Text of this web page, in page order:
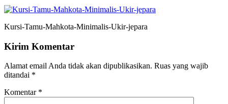
Kursi-Tamu-Mahkota-Minimalis-Ukir-jepara
Kirim Komentar
Alamat email Anda tidak akan dipublikasikan. Ruas yang wajib
ditandai *
Komentar *